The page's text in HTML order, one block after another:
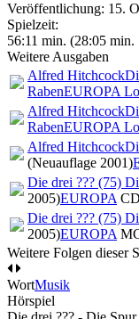
Veröffentlichung: 15.
Spielzeit:
56:11 min. (28:05 min.
Weitere Ausgaben
Alfred Hitchcock
RabenEUROPA
Alfred Hitchcock
RabenEUROPA
Alfred Hitchcock
(Neuauflage 2001)
Die drei ??? (75)
2005)EUROPA
Die drei ??? (75)
2005)EUROPA
Weitere Folgen dieser
WortMusik
Hörspiel